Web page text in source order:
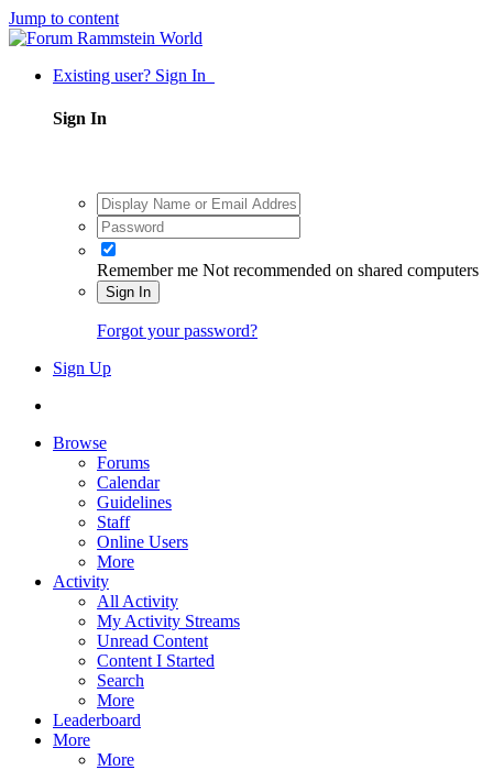
Jump to content
Existing user? Sign In
Sign In
Remember me Not recommended on shared computers
Sign In
Forgot your password?
Sign Up
Browse
Forums
Calendar
Guidelines
Staff
Online Users
More
Activity
All Activity
My Activity Streams
Unread Content
Content I Started
Search
More
Leaderboard
More
More